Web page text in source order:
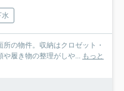
水
の物件。収納はクロゼット・
や履き物の整理がしや... もっと